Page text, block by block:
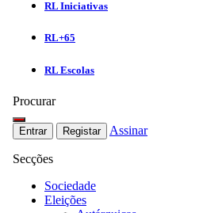
RL Iniciativas
RL+65
RL Escolas
Procurar
Entrar Registar Assinar
Secções
Sociedade
Eleições